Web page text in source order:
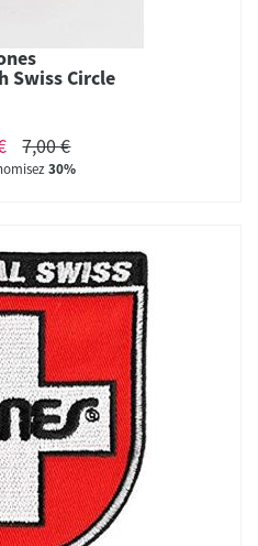
Swiss Circle
7,00 €
30%